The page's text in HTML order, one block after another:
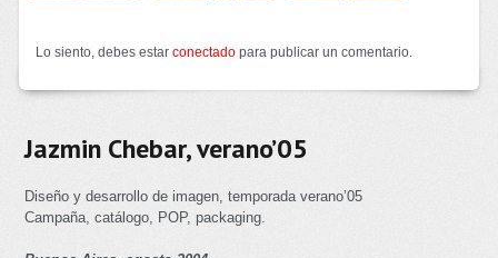
Lo siento, debes estar conectadopara publicar un comentario.
Jazmin Chebar, verano’05
Diseño y desarrollo de imagen, temporada verano’05
Campaña, catálogo, POP, packaging.